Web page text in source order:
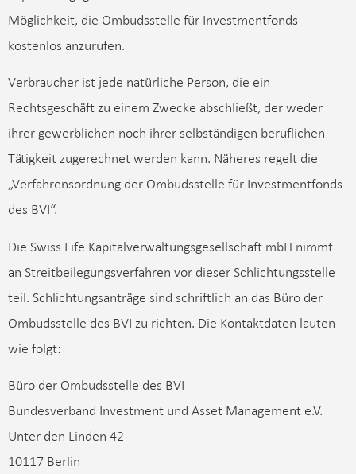
Möglichkeit, die Ombudsstelle für Investmentfonds
kostenlos anzurufen.
Verbraucher ist jede natürliche Person, die ein
Rechtsgeschäft zu einem Zwecke abschließt, der weder
ihrer gewerblichen noch ihrer selbständigen beruflichen
Tätigkeit zugerechnet werden kann. Näheres regelt die
„Verfahrensordnung der Ombudsstelle für Investmentfonds
des BVI“.
Die Swiss Life Kapitalverwaltungsgesellschaft mbH nimmt
an Streitbeilegungsverfahren vor dieser Schlichtungsstelle
teil. Schlichtungsanträge sind schriftlich an das Büro der
Ombudsstelle des BVI zu richten. Die Kontaktdaten lauten
wie folgt:
Büro der Ombudsstelle des BVI
Bundesverband Investment und Asset Management e.V.
Unter den Linden 42
10117 Berlin